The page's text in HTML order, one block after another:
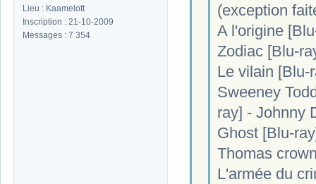
Lieu : Kaamelott
Inscription : 21-10-2009
Messages : 7 354
(exception
A l'origine
Zodiac [Blu-
Le vilain [Blu-
Sweeney
ray] - Johnny
Ghost [Blu-
Thomas
L'armée du